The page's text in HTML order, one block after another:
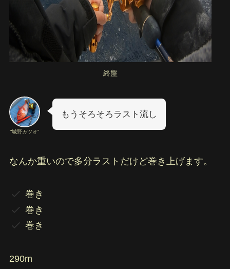
終盤
“城野カツオ”
もうそろそろラスト流し
なんか重いので多分ラストだけど巻き上げます。
巻き
巻き
巻き
290m